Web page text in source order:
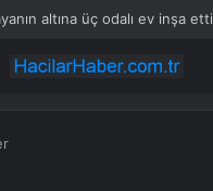
altına üç odalı ev inşa etti